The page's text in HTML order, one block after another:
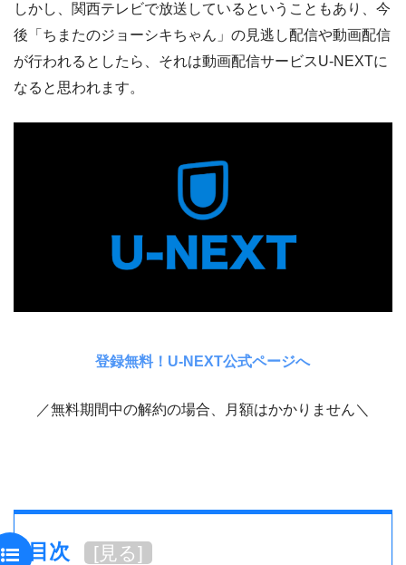
しかし、関西テレビで放送しているということもあり、今
後「ちまたのジョーシキちゃん」の見逃し配信や動画配信
が行われるとしたら、それは動画配信サービスU-NEXTに
なると思われます。
登録無料！U-NEXT公式ページへ
／無料期間中の解約の場合、月額はかかりません＼
目次 [見る]